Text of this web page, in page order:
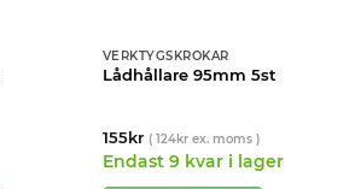
VERKTYGSKROKAR
Lådhållare 95mm 5st
155kr ( 124krex. moms )
Endast 9 kvar i lager